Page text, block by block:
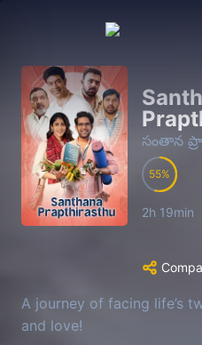
సంతాన
55
2h 19min
A journey of facing life’s
and love!